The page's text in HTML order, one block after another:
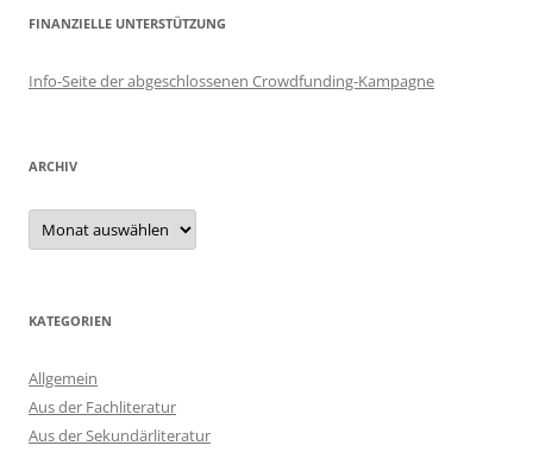
FINANZIELLE UNTERSTÜTZUNG
Info-Seite der abgeschlossenen Crowdfunding-Kampagne
ARCHIV
Archiv
KATEGORIEN
Allgemein
Aus der Fachliteratur
Aus der Sekundärliteratur